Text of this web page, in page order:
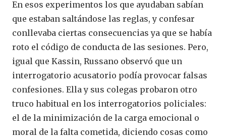
En esos experimentos los que ayudaban sabían
que estaban saltándose las reglas, y confesar
conllevaba ciertas consecuencias ya que se había
roto el código de conducta de las sesiones. Pero,
igual que Kassin, Russano observó que un
interrogatorio acusatorio podía provocar falsas
confesiones. Ella y sus colegas probaron otro
truco habitual en los interrogatorios policiales:
el de la minimización de la carga emocional o
moral de la falta cometida, diciendo cosas como